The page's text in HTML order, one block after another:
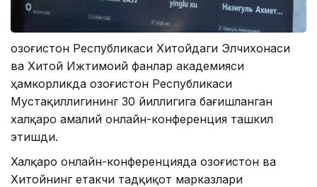
Қозоғистон Республикаси Хитойдаги Элчихонаси
ва Хитой Ижтимоий фанлар академияси
ҳамкорликда Қозоғистон Республикаси
Мустақиллигининг 30 йиллигига бағишланган
халқаро амалий онлайн-конференция ташкил
этишди.
Халқаро онлайн-конференцияда Қозоғистон ва
Хитойнинг етакчи тадқиқот марказлари